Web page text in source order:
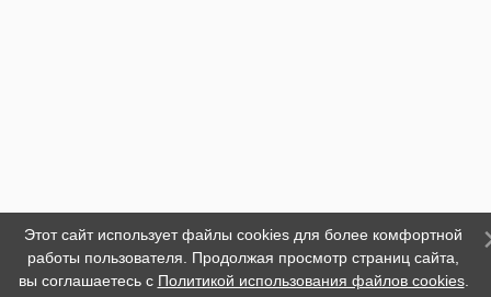
Этот сайт использует файлы cookies для более комфортной
работы пользователя. Продолжая просмотр страниц сайта,
вы соглашаетесь с Политикой использования файлов cookies.